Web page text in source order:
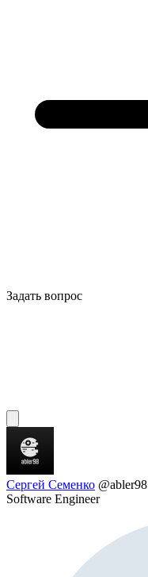
Задать вопрос
Сергей Семенко @abler98
Software Engineer